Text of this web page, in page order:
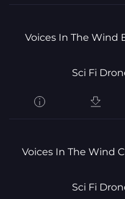
Voices In The Wind
Sci Fi
Voices In The Wind
Sci Fi